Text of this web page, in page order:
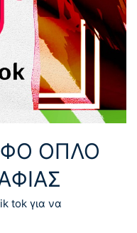
ΟΠΛΟ
tok για να